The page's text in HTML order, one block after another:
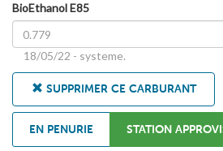
BioEthanol E85
18/05/22 - systeme.
SUPPRIMER CE CARBURANT
EN PENURIE STATION